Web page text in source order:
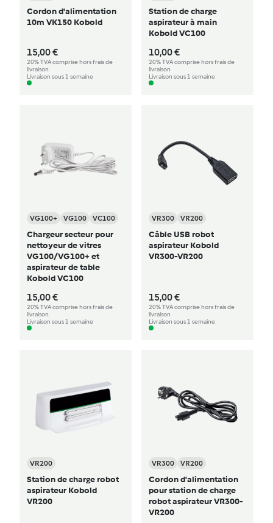
Cordon d'alimentation
10m VK150 Kobold
15,00 €
20% TVA comprise hors frais de
livraison
Livraison sous 1 semaine
Station de charge
aspirateur à main
Kobold VC100
10,00 €
20% TVA comprise hors frais de
livraison
Livraison sous 1 semaine
VG100+ VG100 VC100
Chargeur secteur pour
nettoyeur de vitres
VG100/VG100+ et
aspirateur de table
Kobold VC100
15,00 €
20% TVA comprise hors frais de
livraison
Livraison sous 1 semaine
VR300 VR200
Câble USB robot
aspirateur Kobold
VR300-VR200
15,00 €
20% TVA comprise hors frais de
livraison
Livraison sous 1 semaine
VR200
Station de charge robot
aspirateur Kobold
VR200
VR300 VR200
Cordon d'alimentation
pour station de charge
robot aspirateur VR300-
VR200